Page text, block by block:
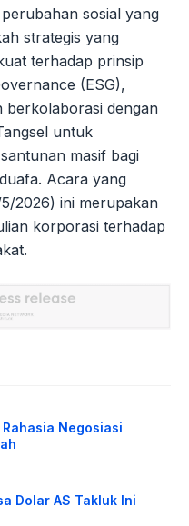
sosial yang
strategis yang
terhadap prinsip
(ESG),
berkolaborasi dengan
untuk
masif bagi
Acara yang
2026) ini merupakan
korporasi terhadap
Negosiasi
Dolar AS Takluk Ini